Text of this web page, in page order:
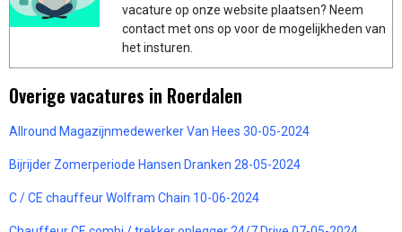
vacature op onze website plaatsen? Neem
contact met ons op voor de mogelijkheden van
het insturen.
Overige vacatures in Roerdalen
Allround Magazijnmedewerker Van Hees 30-05-2024
Bijrijder Zomerperiode Hansen Dranken 28-05-2024
C / CE chauffeur Wolfram Chain 10-06-2024